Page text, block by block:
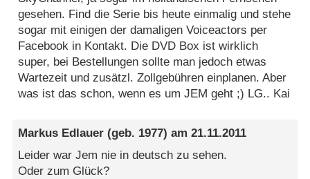
gesehen. Find die Serie bis heute einmalig und stehe
sogar mit einigen der damaligen Voiceactors per
Facebook in Kontakt. Die DVD Box ist wirklich
super, bei Bestellungen sollte man jedoch etwas
Wartezeit und zusätzl. Zollgebühren einplanen. Aber
was ist das schon, wenn es um JEM geht ;) LG.. Kai
Markus Edlauer (geb. 1977) am21.11.2011
Leider war Jem nie in deutsch zu sehen.
Oder zum Glück?